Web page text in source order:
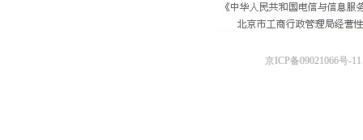
京ICP备09021066号-11